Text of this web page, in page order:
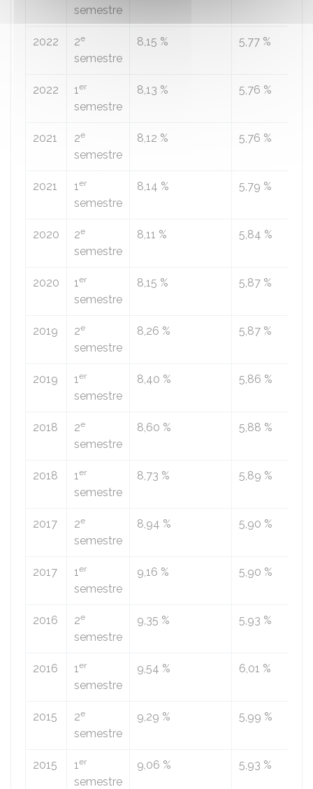
semestre
2022 2e
semestre
8,15 % 5,77 %
2022 1er
semestre
8,13 % 5,76 %
2021 2e
semestre
8,12 % 5,76 %
2021 1er
semestre
8,14 % 5,79 %
2020 2e
semestre
8,11 % 5,84 %
2020 1er
semestre
8,15 % 5,87 %
2019 2e
semestre
8,26 % 5,87 %
2019 1er
semestre
8,40 % 5,86 %
2018 2e
semestre
8,60 % 5,88 %
2018 1er
semestre
8,73 % 5,89 %
2017 2e
semestre
8,94 % 5,90 %
2017 1er
semestre
9,16 % 5,90 %
2016 2e
semestre
9,35 % 5,93 %
2016 1er
semestre
9,54 % 6,01 %
2015 2e
semestre
9,29 % 5,99 %
2015 1er
semestre
9,06 % 5,93 %